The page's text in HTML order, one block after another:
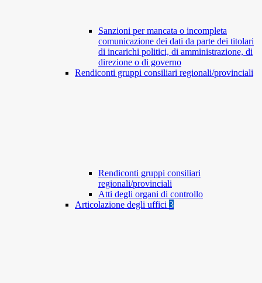
Sanzioni per mancata o incompleta
comunicazione dei dati da parte dei titolari
di incarichi politici, di amministrazione, di
direzione o di governo
Rendiconti gruppi consiliari regionali/provinciali
Rendiconti gruppi consiliari
regionali/provinciali
Atti degli organi di controllo
Articolazione degli uffici 3